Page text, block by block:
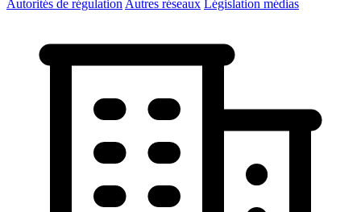
Autorités de régulation Autres réseaux Législation médias